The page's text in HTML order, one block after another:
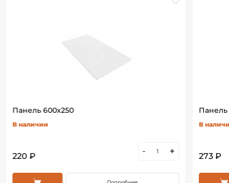
Панель 600х250
В наличии
220 ₽
- +
В
273 ₽